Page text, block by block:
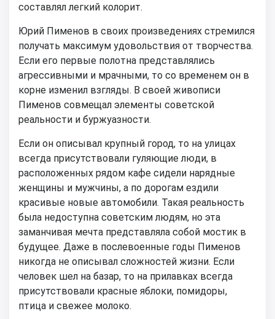
составлял легкий колорит.
Юрий Пименов в своих произведениях стремился
получать максимум удовольствия от творчества.
Если его первые полотна представлялись
агрессивными и мрачными, то со временем он в
корне изменил взгляды. В своей живописи
Пименов совмещал элементы советской
реальности и буржуазности.
Если он описывал крупный город, то на улицах
всегда присутствовали гуляющие люди, в
расположенных рядом кафе сидели нарядные
женщины и мужчины, а по дорогам ездили
красивые новые автомобили. Такая реальность
была недоступна советским людям, но эта
заманчивая мечта представляла собой мостик в
будущее. Даже в послевоенные годы Пименов
никогда не описывал сложностей жизни. Если
человек шел на базар, то на прилавках всегда
присутствовали красные яблоки, помидоры,
птица и свежее молоко.